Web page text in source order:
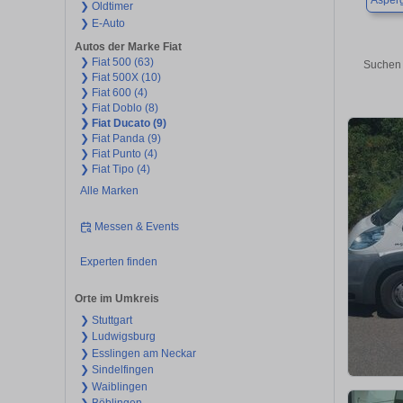
❯ Oldtimer
❯ E-Auto
Autos der Marke Fiat
❯ Fiat 500 (63)
❯ Fiat 500X (10)
❯ Fiat 600 (4)
❯ Fiat Doblo (8)
❯ Fiat Ducato (9)
❯ Fiat Panda (9)
❯ Fiat Punto (4)
❯ Fiat Tipo (4)
Alle Marken
Messen & Events
Experten finden
Orte im Umkreis
❯ Stuttgart
❯ Ludwigsburg
❯ Esslingen am Neckar
❯ Sindelfingen
❯ Waiblingen